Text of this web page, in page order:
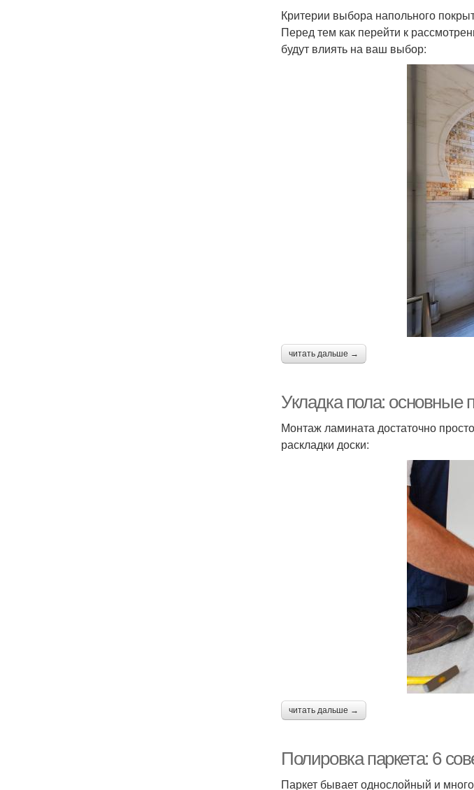
Критерии выбора напольного
Перед тем как перейти к
будут влиять на ваш выбор:
читать дальше →
Укладка пола: основные
Монтаж ламината достаточно
раскладки доски:
читать дальше →
Полировка паркета: 6
Паркет бывает однослойный и